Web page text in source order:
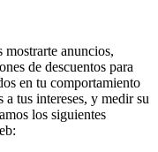
mostrarte anuncios,
de descuentos para
en tu comportamiento
tus intereses, y medir su
los siguientes